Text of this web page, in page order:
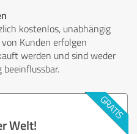
kostenlos, unabhängig
Kunden erfolgen
werden und sind weder
Welt!